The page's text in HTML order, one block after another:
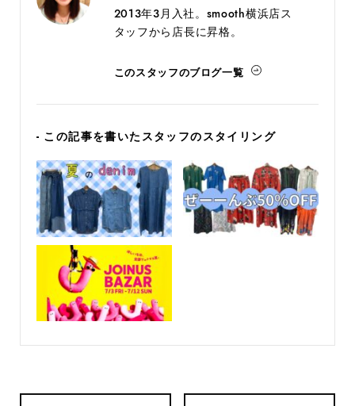
2013年3月入社。smooth横浜店ス
タッフから店長に昇格。
このスタッフのブログ一覧
- この記事を書いたスタッフのスタイリング